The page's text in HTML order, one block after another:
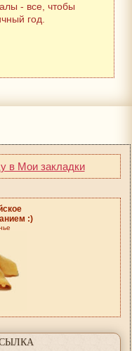
- все, чтобы
год.
в Мои закладки
:)